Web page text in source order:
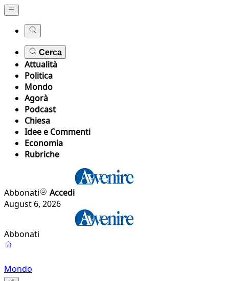
Cerca
Attualità
Politica
Mondo
Agorà
Podcast
Chiesa
Idee e Commenti
Economia
Rubriche
Abbonati
Accedi
August 6, 2026
Abbonati
Mondo